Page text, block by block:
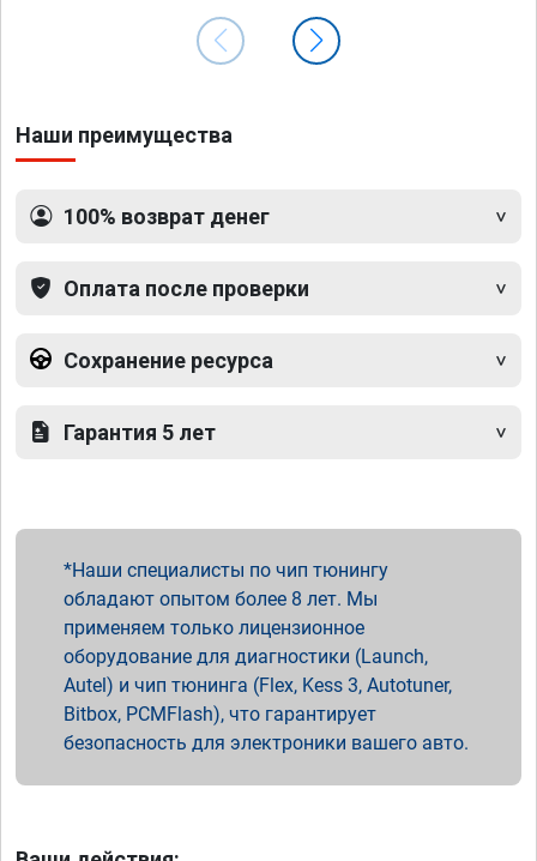
Наши преимущества
100% возврат денег
Оплата после проверки
Сохранение ресурса
Гарантия 5 лет
Наши специалисты по чип тюнингу
обладают опытом более 8 лет. Мы
применяем только лицензионное
оборудование для диагностики (Launch,
Autel) и чип тюнинга (Flex, Kess 3, Autotuner,
Bitbox, PCMFlash), что гарантирует
безопасность для электроники вашего авто.